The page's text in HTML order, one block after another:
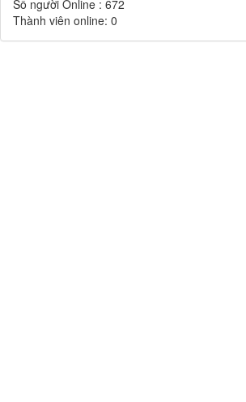
Số người Online : 672
Thành viên online: 0